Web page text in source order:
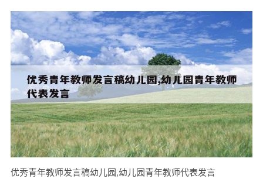
优秀青年教师发言稿幼儿园,幼儿园青年教师代表发言